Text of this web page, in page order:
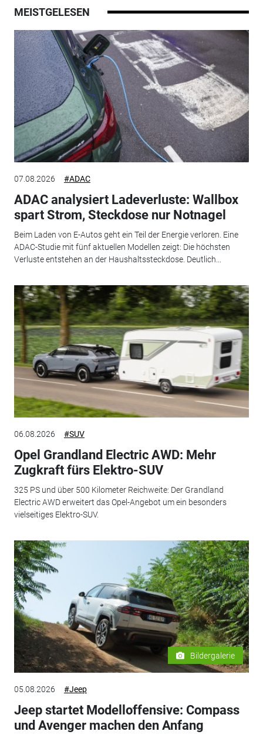
MEISTGELESEN
07.08.2026 #ADAC
ADAC analysiert Ladeverluste: Wallbox
spart Strom, Steckdose nur Notnagel
Beim Laden von E-Autos geht ein Teil der Energie verloren. Eine
ADAC-Studie mit fünf aktuellen Modellen zeigt: Die höchsten
Verluste entstehen an der Haushaltssteckdose. Deutlich...
06.08.2026 #SUV
Opel Grandland Electric AWD: Mehr
Zugkraft fürs Elektro-SUV
325 PS und über 500 Kilometer Reichweite: Der Grandland
Electric AWD erweitert das Opel-Angebot um ein besonders
vielseitiges Elektro-SUV.
Bildergalerie
05.08.2026 #Jeep
Jeep startet Modelloffensive: Compass
und Avenger machen den Anfang